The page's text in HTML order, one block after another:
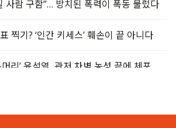
사람 구함”… 방치된 폭력이 폭동 불렀다
찍기? ‘인간 키세스’ 훼손이 끝 아니다
머리’ 윤석열, 관저 차벽 농성 끝에 체포